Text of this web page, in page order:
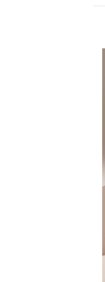
Pijamale de